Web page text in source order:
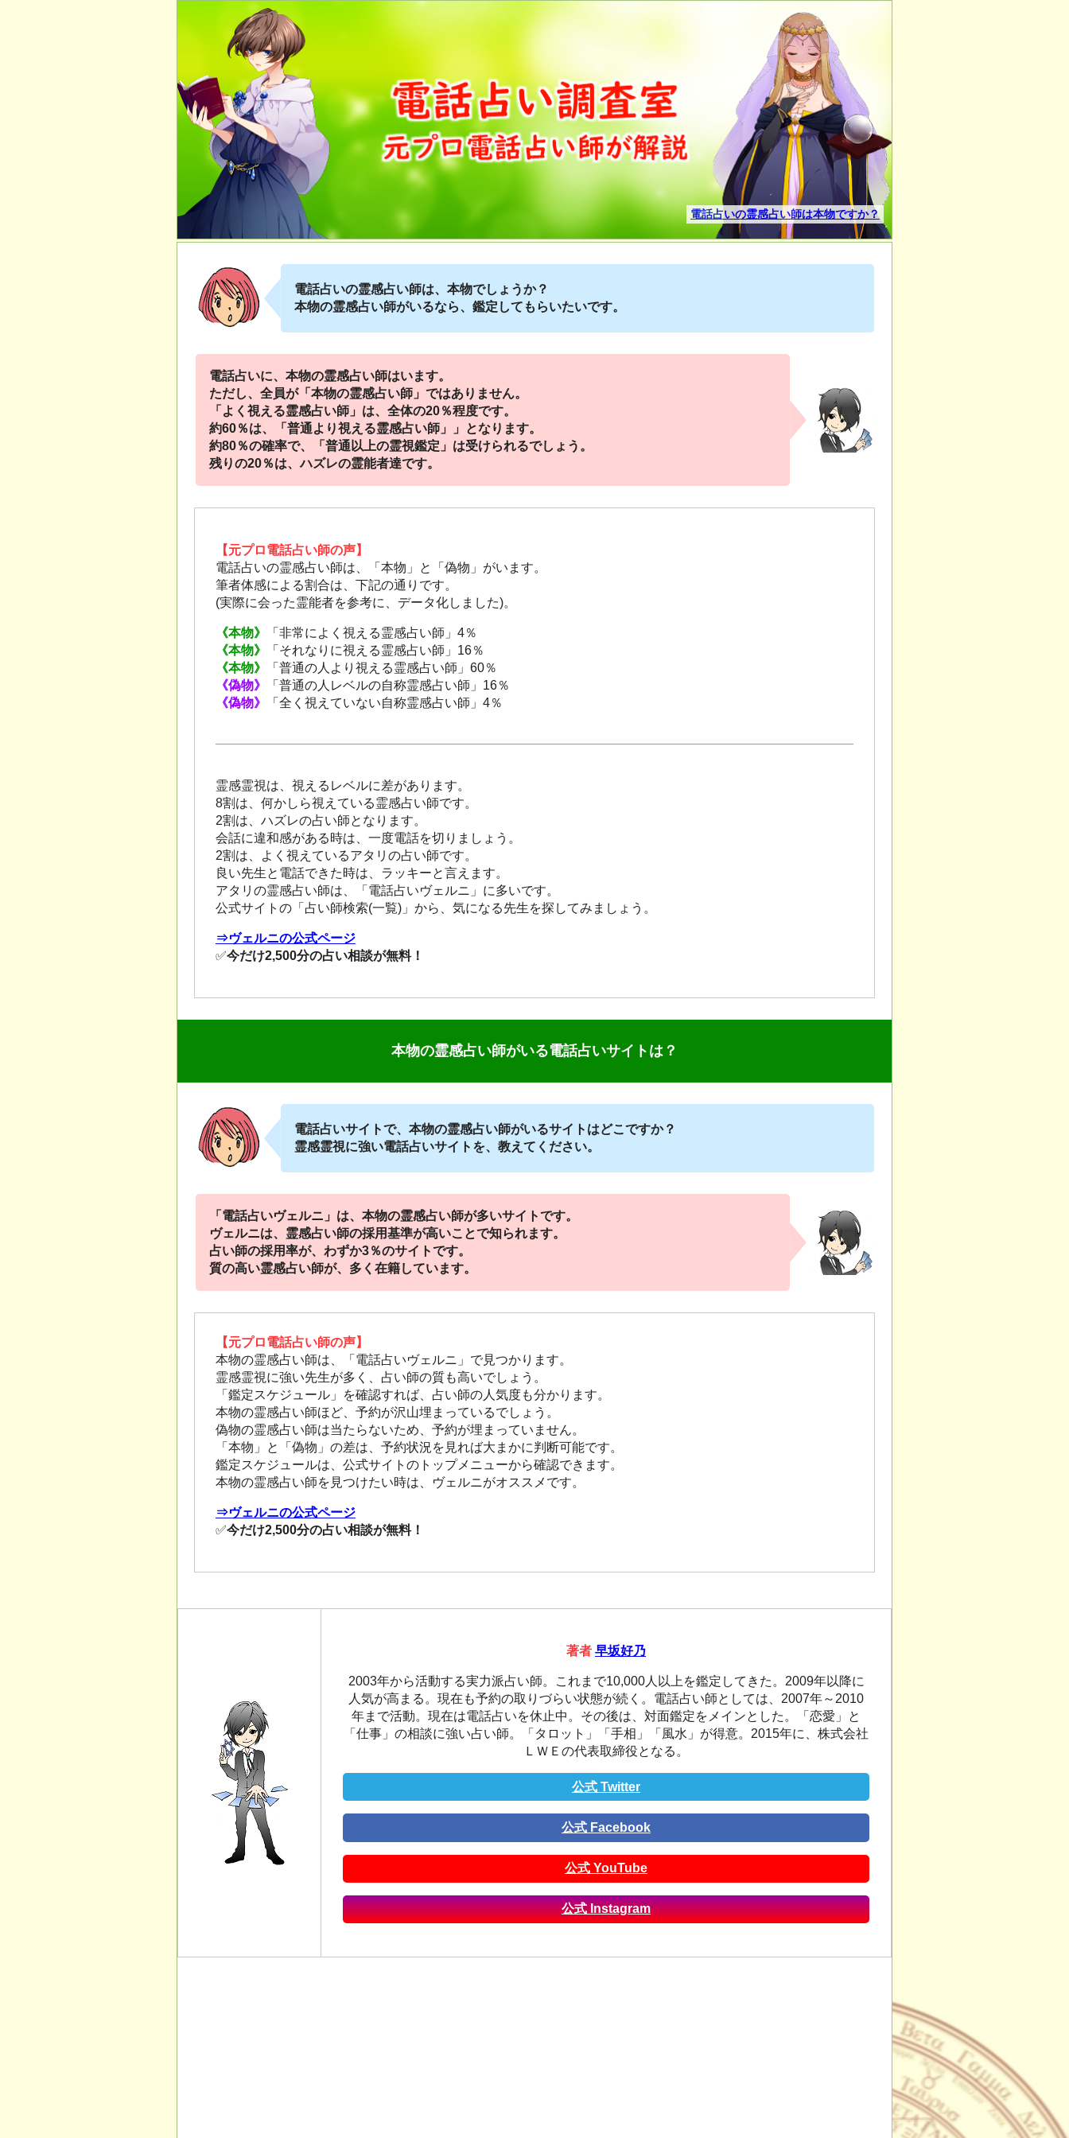
電話占いの霊感占い師は本物ですか？
電話占いの霊感占い師は、本物でしょうか？
本物の霊感占い師がいるなら、鑑定してもらいたいです。
電話占いに、本物の霊感占い師はいます。
ただし、全員が「本物の霊感占い師」ではありません。
「よく視える霊感占い師」は、全体の20％程度です。
約60％は、「普通より視える霊感占い師」」となります。
約80％の確率で、「普通以上の霊視鑑定」は受けられるでしょう。
残りの20％は、ハズレの霊能者達です。
【元プロ電話占い師の声】
電話占いの霊感占い師は、「本物」と「偽物」がいます。
筆者体感による割合は、下記の通りです。
(実際に会った霊能者を参考に、データ化しました)。
《本物》
「非常によく視える霊感占い師」4％
《本物》
「それなりに視える霊感占い師」16％
《本物》
「普通の人より視える霊感占い師」60％
《偽物》
「普通の人レベルの自称霊感占い師」16％
《偽物》
「全く視えていない自称霊感占い師」4％
霊感霊視は、視えるレベルに差があります。
8割は、何かしら視えている霊感占い師です。
2割は、ハズレの占い師となります。
会話に違和感がある時は、一度電話を切りましょう。
2割は、よく視えているアタリの占い師です。
良い先生と電話できた時は、ラッキーと言えます。
アタリの霊感占い師は、「電話占いヴェルニ」に多いです。
公式サイトの「占い師検索(一覧)」から、気になる先生を探してみましょう。
⇒ヴェルニの公式ページ
✅今だけ2,500分の占い相談が無料！
本物の霊感占い師がいる電話占いサイトは？
電話占いサイトで、本物の霊感占い師がいるサイトはどこですか？
霊感霊視に強い電話占いサイトを、教えてください。
「電話占いヴェルニ」は、本物の霊感占い師が多いサイトです。
ヴェルニは、霊感占い師の採用基準が高いことで知られます。
占い師の採用率が、わずか3％のサイトです。
質の高い霊感占い師が、多く在籍しています。
【元プロ電話占い師の声】
本物の霊感占い師は、「電話占いヴェルニ」で見つかります。
霊感霊視に強い先生が多く、占い師の質も高いでしょう。
「鑑定スケジュール」を確認すれば、占い師の人気度も分かります。
本物の霊感占い師ほど、予約が沢山埋まっているでしょう。
偽物の霊感占い師は当たらないため、予約が埋まっていません。
「本物」と「偽物」の差は、予約状況を見れば大まかに判断可能です。
鑑定スケジュールは、公式サイトのトップメニューから確認できます。
本物の霊感占い師を見つけたい時は、ヴェルニがオススメです。
⇒ヴェルニの公式ページ
✅今だけ2,500分の占い相談が無料！
著者 早坂好乃
2003年から活動する実力派占い師。これまで10,000人以上を鑑定してきた。2009年以降に
人気が高まる。現在も予約の取りづらい状態が続く。電話占い師としては、2007年～2010
年まで活動。現在は電話占いを休止中。その後は、対面鑑定をメインとした。「恋愛」と
「仕事」の相談に強い占い師。「タロット」「手相」「風水」が得意。2015年に、株式会社
ＬＷＥの代表取締役となる。
公式 Twitter
公式 Facebook
公式 YouTube
公式 Instagram